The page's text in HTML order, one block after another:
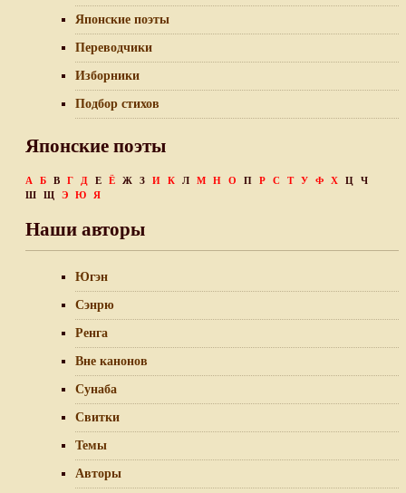
Японские поэты
Переводчики
Изборники
Подбор стихов
Японские поэты
А Б В Г Д Е Ё Ж З И К Л М Н О П Р С Т У Ф Х Ц
Ч
Ш
Щ Э Ю Я
Наши авторы
Югэн
Сэнрю
Ренга
Вне канонов
Сунаба
Свитки
Темы
Авторы